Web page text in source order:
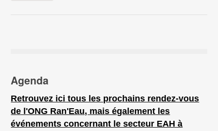
Agenda
Retrouvez ici tous les prochains rendez-vous
de l'ONG Ran'Eau, mais également les
événements concernant le secteur EAH à